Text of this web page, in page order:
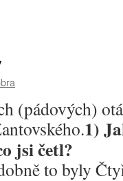
(pádových)
1)
jsi četl?
to byly